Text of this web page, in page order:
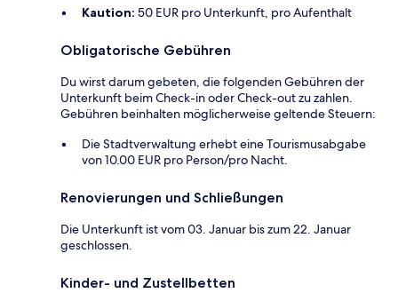
Kaution: 50 EUR pro Unterkunft, pro Aufenthalt
Obligatorische Gebühren
Du wirst darum gebeten, die folgenden Gebühren der
Unterkunft beim Check-in oder Check-out zu zahlen.
Gebühren beinhalten möglicherweise geltende Steuern:
Die Stadtverwaltung erhebt eine Tourismusabgabe
von 10.00 EUR pro Person/pro Nacht.
Renovierungen und Schließungen
Die Unterkunft ist vom 03. Januar bis zum 22. Januar
geschlossen.
Kinder- und Zustellbetten